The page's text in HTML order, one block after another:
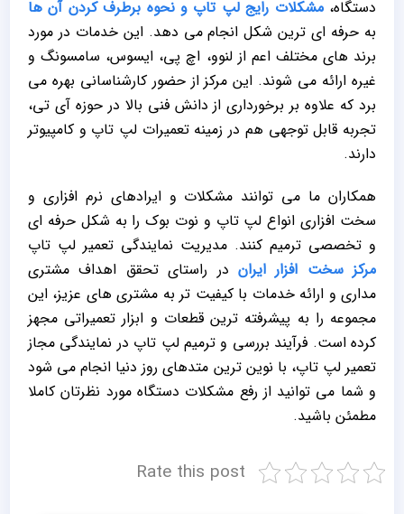
دستگاه،مشکلات رایج لپ تاپ و نحوه برطرف کردن آن ها
به حرفه ای ترین شکل انجام می دهد. این خدمات در مورد
برند های مختلف اعم از لنوو، اچ پی، ایسوس، سامسونگ و
غیره ارائه می شوند. این مرکز از حضور کارشناسانی بهره می
برد که علاوه بر برخورداری از دانش فنی بالا در حوزه آی تی،
تجربه قابل توجهی هم در زمینه تعمیرات لپ تاپ و کامپیوتر
دارند.
همکاران ما می توانند مشکلات و ایرادهای نرم افزاری و
سخت افزاری انواع لپ تاپ و نوت بوک را به شکل حرفه ای
و تخصصی ترمیم کنند. مدیریت نمایندگی تعمیر لپ تاپ
مرکز سخت افزار ایران در راستای تحقق اهداف مشتری
مداری و ارائه خدمات با کیفیت تر به مشتری های عزیز، این
مجموعه را به پیشرفته ترین قطعات و ابزار تعمیراتی مجهز
کرده است. فرآیند بررسی و ترمیم لپ تاپ در نمایندگی مجاز
تعمیر لپ تاپ، با نوین ترین متدهای روز دنیا انجام می شود
و شما می توانید از رفع مشکلات دستگاه مورد نظرتان کاملا
مطمئن باشید.
Rate this post